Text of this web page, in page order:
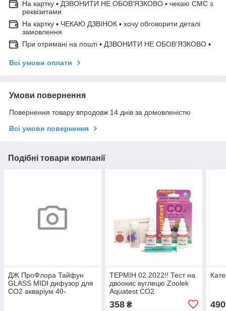
На картку ▪ ДЗВОНИТИ НЕ ОБОВ'ЯЗКОВО ▪ чекаю СМС з
реквізитами
На картку ▪ ЧЕКАЮ ДЗВІНОК ▪ хочу обговорити деталі
замовлення
При отримані на пошті ▪ ДЗВОНИТИ НЕ ОБОВ'ЯЗКОВО ▪
Всі умови оплати
Умови повернення
Повернення товару впродовж 14 днів за домовленістю
Всі умови повернення
Подібні товари компанії
ДЖ ПроФлора Тайфун
GLASS MIDI дифузор для
СО2 акваріум 40-
ТЕРМІН 02.2022!! Тест на
двоокис вуглецю Zoolek
Aquatest CO2
358₴ 490